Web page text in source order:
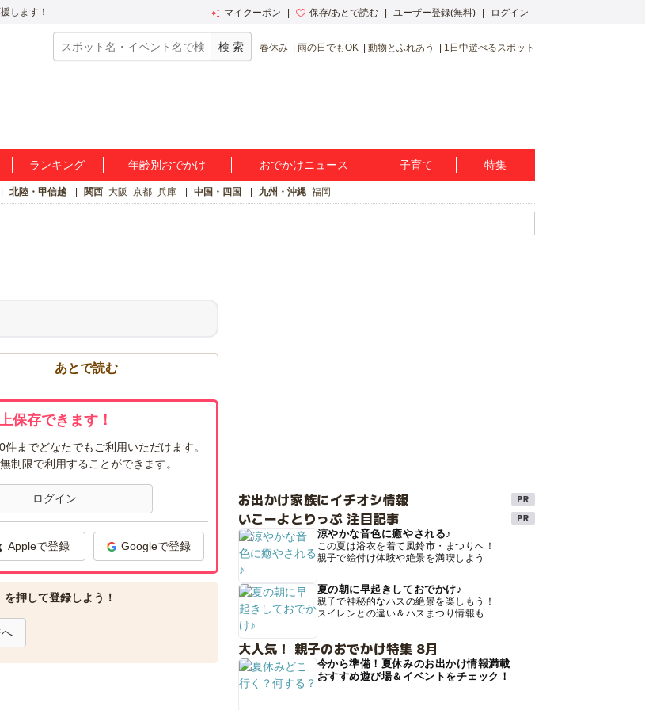
します！ マイクーポン 保存/あとで読む ユーザー登録(無料) ログイン
春休み 雨の日でもOK 動物とふれあう 1日中遊べるスポット
ランキング 年齢別おでかけ おでかけニュース 子育て 特集
北陸・甲信越 関西 大阪 京都 兵庫 中国・四国 九州・沖縄 福岡
あとで読む
保存できます！
までどなたでもご利用いただけます。
制限で利用することができます。
ログイン
Appleで登録 Googleで登録
押して登録しよう！
お出かけ家族にイチオシ情報
いこーよとりっぷ 注目記事
涼やかな音色に癒やされる♪
この夏は浴衣を着て風鈴市・まつりへ！
親子で絵付け体験や絶景を満喫しよう
夏の朝に早起きしておでかけ♪
親子で神秘的なハスの絶景を楽しもう！
スイレンとの違い＆ハスまつり情報も
大人気！ 親子のおでかけ特集 8月
今から準備！夏休みのお出かけ情報満載
おすすめ遊び場＆イベントをチェック！